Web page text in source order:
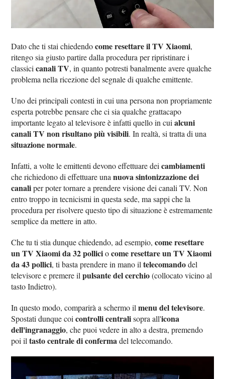
Dato che ti stai chiedendocome resettare il TV Xiaomi,
ritengo sia giusto partire dalla procedura per ripristinare i
classicicanali TV, in quanto potresti banalmente avere qualche
problema nella ricezione del segnale di qualche emittente.
Uno dei principali contesti in cui una persona non propriamente
esperta potrebbe pensare che ci sia qualche grattacapo
importante legato al televisore è infatti quello in cuialcuni
canali TV non risultano più visibili. In realtà, si tratta di una
situazione normale.
Infatti, a volte le emittenti devono effettuare deicambiamenti
che richiedono di effettuare unanuova sintonizzazione dei
canaliper poter tornare a prendere visione dei canali TV. Non
entro troppo in tecnicismi in questa sede, ma sappi che la
procedura per risolvere questo tipo di situazione è estremamente
semplice da mettere in atto.
Che tu ti stia dunque chiedendo, ad esempio,come resettare
un TV Xiaomi da 32 polliciocome resettare un TV Xiaomi
da 43 pollici, ti basta prendere in mano iltelecomandodel
televisore e premere ilpulsante del cerchio(collocato vicino al
tasto Indietro).
In questo modo, comparirà a schermo ilmenu del televisore.
Spostati dunque coicontrolli centralisopra all'icona
dell'ingranaggio, che puoi vedere in alto a destra, premendo
poi iltasto centrale di confermadel telecomando.